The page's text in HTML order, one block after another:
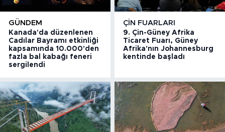
GÜNDEM
Kanada'da düzenlenen
Cadılar Bayramı etkinliği
kapsamında 10.000'den
fazla bal kabağı feneri
sergilendi
ÇIN FUARLARI
9. Çin-Güney Afrika
Ticaret Fuarı, Güney
Afrika'nın Johannesburg
kentinde başladı